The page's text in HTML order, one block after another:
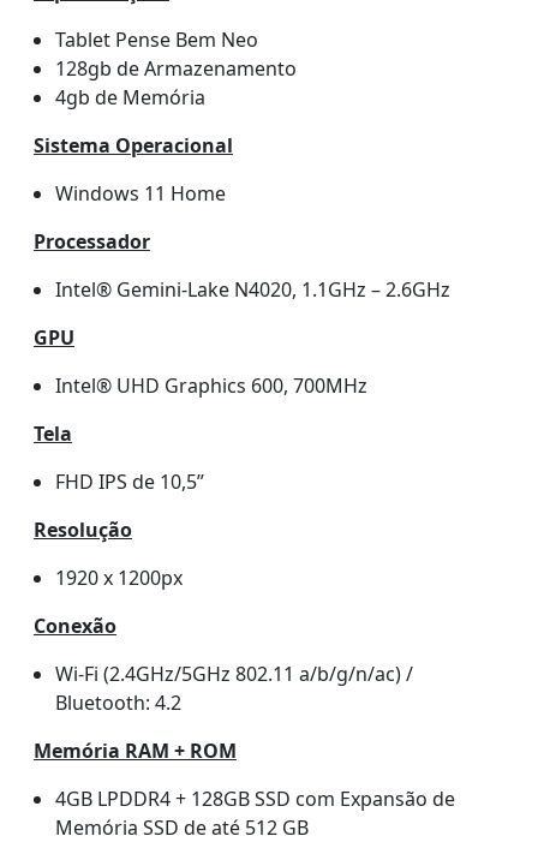
Tablet Pense Bem Neo
128gb de Armazenamento
4gb de Memória
Sistema Operacional
Windows 11 Home
Processador
Intel® Gemini-Lake N4020, 1.1GHz – 2.6GHz
GPU
Intel® UHD Graphics 600, 700MHz
Tela
FHD IPS de 10,5”
Resolução
1920 x 1200px
Conexão
Wi-Fi (2.4GHz/5GHz 802.11 a/b/g/n/ac) /
Bluetooth: 4.2
Memória RAM + ROM
4GB LPDDR4 + 128GB SSD com Expansão de
Memória SSD de até 512 GB